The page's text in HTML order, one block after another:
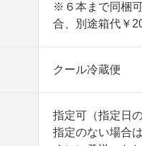
※６本まで同梱
合、別途箱代￥
クール冷蔵便
指定可（指定日
指定のない場合